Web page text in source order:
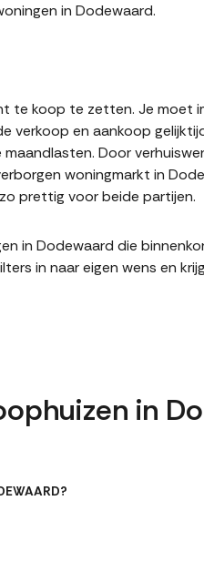
in Dodewaard.
te koop te zetten. Je moet
verkoop en aankoop
Door
woningmarkt in
prettig voor beide partijen.
in Dodewaard die
in naar eigen wens en
in